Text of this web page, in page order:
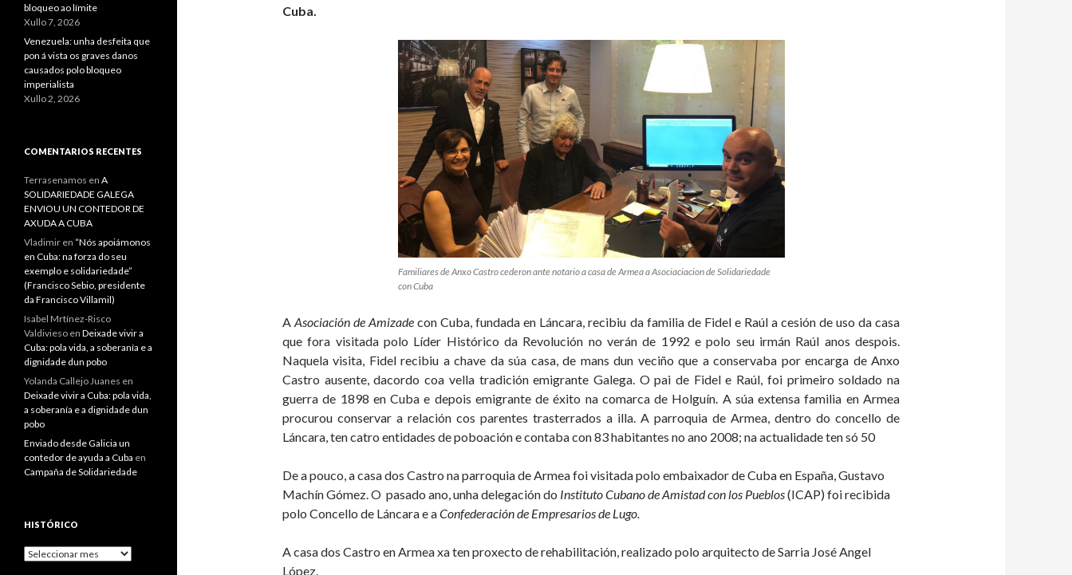
Cuba.
Familiares de Anxo Castro cederon ante notario a casa de Armea a Asociaciacion de Solidariedade
con Cuba
AAsociación de Amizade con Cuba, fundada en Láncara, recibiu da familia de Fidel e Raúl a cesión de uso da casa
que fora visitada polo Líder Histórico da Revolución no verán de 1992 e polo seu irmán Raúl anos despois.
Naquela visita, Fidel recibiu a chave da súa casa, de mans dun veciño que a conservaba por encarga de Anxo
Castro ausente, dacordo coa vella tradición emigrante Galega. O pai de Fidel e Raúl, foi primeiro soldado na
guerra de 1898 en Cuba e depois emigrante de éxito na comarca de Holguín. A súa extensa familia en Armea
procurou conservar a relación cos parentes trasterrados a illa. A parroquia de Armea, dentro do concello de
Láncara, ten catro entidades de poboación e contaba con 83 habitantes no ano 2008; na actualidade ten só 50
De a pouco, a casa dos Castro na parroquia de Armea foi visitada polo embaixador de Cuba en España, Gustavo
Machín Gómez. O pasado ano, unha delegación do Instituto Cubano de Amistad con los Pueblos(ICAP) foi recibida
polo Concello de Láncara e aConfederación de Empresarios de Lugo.
A casa dos Castro en Armea xa ten proxecto de rehabilitación, realizado polo arquitecto de Sarria José Angel
López.
bloqueo ao límite
Xullo 7, 2026
Venezuela: unha desfeita que
pon á vista os graves danos
causados polo bloqueo
imperialista
Xullo 2, 2026
COMENTARIOS RECENTES
Terrasenamos en A
SOLIDARIEDADE GALEGA
ENVIOU UN CONTEDOR DE
AXUDA A CUBA
Vladimir en “Nós apoiámonos
en Cuba: na forza do seu
exemplo e solidariedade”
(Francisco Sebio, presidente
da Francisco Villamil)
Isabel Mrtínez-Risco
Valdivieso en Deixade vivir a
Cuba: pola vida, a soberanía e a
dignidade dun pobo
Yolanda Callejo Juanes en
Deixade vivir a Cuba: pola vida,
a soberanía e a dignidade dun
pobo
Enviado desde Galicia un
contedor de ayuda a Cuba en
Campaña de Solidariedade
HISTÓRICO
Histórico